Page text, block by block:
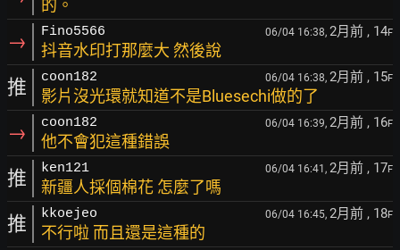
的。
→ Fino5566 06/04 16:38, 2月前 , 14F
抖音水印打那麼大 然後說
推 coon182 06/04 16:38, 2月前 , 15F
影片沒光環就知道不是Bluesechi做的了
→ coon182 06/04 16:39, 2月前 , 16F
他不會犯這種錯誤
推 ken121 06/04 16:41, 2月前 , 17F
新疆人採個棉花 怎麼了嗎
推 kkoejeo 06/04 16:45, 2月前 , 18F
不行啦 而且還是這種的